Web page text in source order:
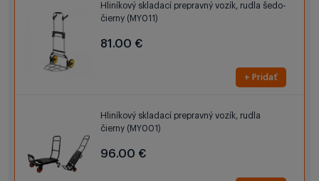
Hliníkový skladací prepravný vozík, rudla šedo-
čierny (MY011)
81.00 €
+ Pridať
Hliníkový skladací prepravný vozík, rudla
čierny (MY001)
96.00 €